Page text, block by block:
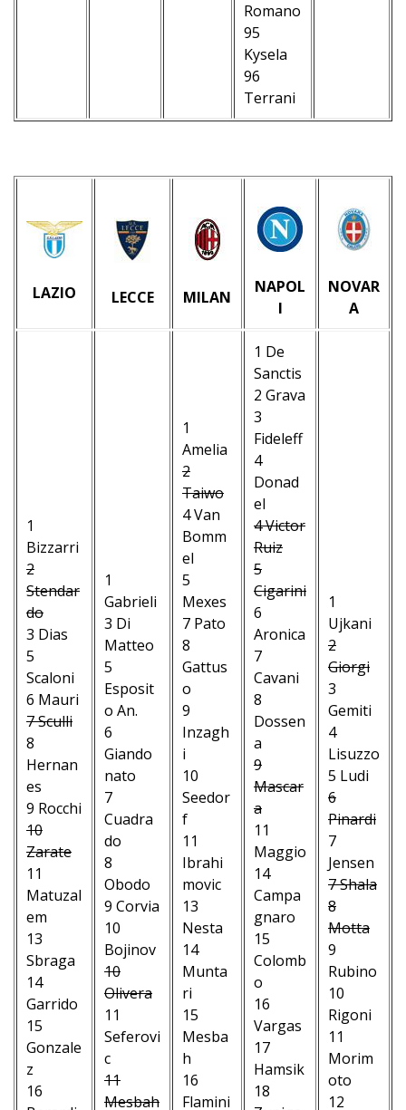
Romano
95
Kysela
96
Terrani
LAZIO LECCE MILAN
NAPOL
I
NOVAR
A
1
Bizzarri
2
Stendar
do
3 Dias
5
Scaloni
6 Mauri
7 Sculli
8
Hernan
es
9 Rocchi
10
Zarate
11
Matuzal
em
13
Sbraga
14
Garrido
15
Gonzale
z
16
1
Gabrieli
3 Di
Matteo
5
Esposit
o An.
6
Giando
nato
7
Cuadra
do
8
Obodo
9 Corvia
10
Bojinov
10
Olivera
11
Seferovi
c
11
Mesbah
1
Amelia
2
Taiwo
4 Van
Bomm
el
5
Mexes
7 Pato
8
Gattus
o
9
Inzagh
i
10
Seedor
f
11
Ibrahi
movic
13
Nesta
14
Munta
ri
15
Mesba
h
16
Flamini
1 De
Sanctis
2 Grava
3
Fideleff
4
Donad
el
4 Victor
Ruiz
5
Cigarini
6
Aronica
7
Cavani
8
Dossen
a
9
Mascar
a
11
Maggio
14
Campa
gnaro
15
Colomb
o
16
Vargas
17
Hamsik
18
1
Ujkani
2
Giorgi
3
Gemiti
4
Lisuzzo
5 Ludi
6
Pinardi
7
Jensen
7 Shala
8
Motta
9
Rubino
10
Rigoni
11
Morim
oto
12